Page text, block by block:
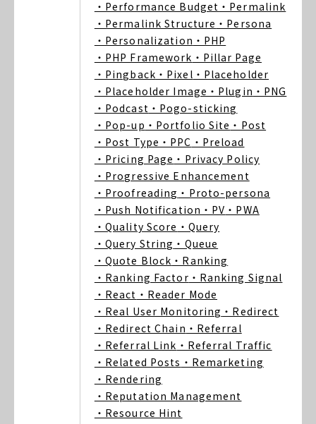
・Performance Budget ・Permalink
・Permalink Structure ・Persona
・Personalization ・PHP
・PHP Framework ・Pillar Page
・Pingback ・Pixel ・Placeholder
・Placeholder Image ・Plugin ・PNG
・Podcast ・Pogo-sticking
・Pop-up ・Portfolio Site ・Post
・Post Type ・PPC ・Preload
・Pricing Page ・Privacy Policy
・Progressive Enhancement
・Proofreading ・Proto-persona
・Push Notification ・PV ・PWA
・Quality Score ・Query
・Query String ・Queue
・Quote Block ・Ranking
・Ranking Factor ・Ranking Signal
・React ・Reader Mode
・Real User Monitoring ・Redirect
・Redirect Chain ・Referral
・Referral Link ・Referral Traffic
・Related Posts ・Remarketing
・Rendering
・Reputation Management
・Resource Hint